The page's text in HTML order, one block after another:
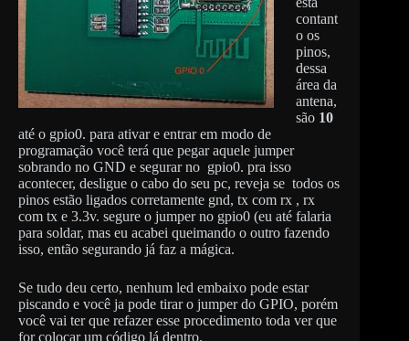
contant
o os
pinos,
dessa
área da
antena,
são 10
até o gpio0. para ativar e entrar em modo de
programação você terá que pegar aquele jumper
sobrando no GND e segurar no gpio0. pra isso
acontecer, desligue o cabo do seu pc, reveja se todos os
pinos estão ligados corretamente gnd, tx com rx , rx
com tx e 3.3v. segure o jumper no gpio0 (eu até falaria
para soldar, mas eu acabei queimando o outro fazendo
isso, então segurando já faz a mágica.
Se tudo deu certo, nenhum led embaixo pode estar
piscando e você ja pode tirar o jumper do GPIO, porém
você vai ter que refazer esse procedimento toda ver que
for colocar um código lá dentro.